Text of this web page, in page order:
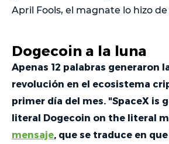
April Fools, el magnate lo hizo de
Dogecoin a la luna
Apenas 12 palabras generaron
revolución en el ecosistema
primer día del mes. "SpaceX is
literal Dogecoin on the literal
mensaje , que se traduce en